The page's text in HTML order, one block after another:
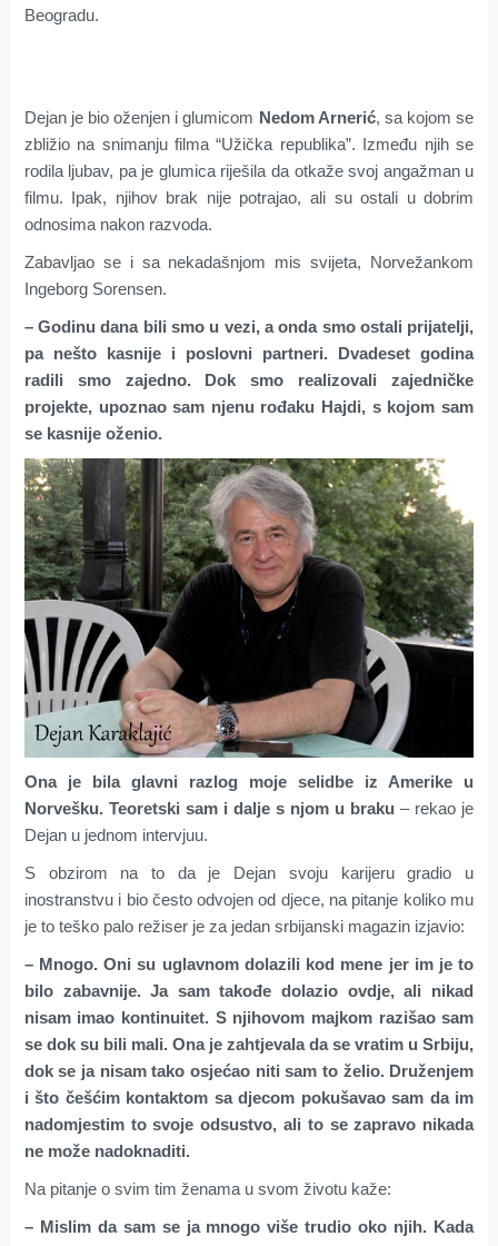
Beogradu.
Dejan je bio oženjen i glumicom Nedom Arnerić, sa kojom se
zbližio na snimanju filma “Užička republika”. Između njih se
rodila ljubav, pa je glumica riješila da otkaže svoj angažman u
filmu. Ipak, njihov brak nije potrajao, ali su ostali u dobrim
odnosima nakon razvoda.
Zabavljao se i sa nekadašnjom mis svijeta, Norvežankom
Ingeborg Sorensen.
– Godinu dana bili smo u vezi, a onda smo ostali prijatelji,
pa nešto kasnije i poslovni partneri. Dvadeset godina
radili smo zajedno. Dok smo realizovali zajedničke
projekte, upoznao sam njenu rođaku Hajdi, s kojom sam
se kasnije oženio.
Ona je bila glavni razlog moje selidbe iz Amerike u
Norvešku. Teoretski sam i dalje s njom u braku – rekao je
Dejan u jednom intervjuu.
S obzirom na to da je Dejan svoju karijeru gradio u
inostranstvu i bio često odvojen od djece, na pitanje koliko mu
je to teško palo režiser je za jedan srbijanski magazin izjavio:
– Mnogo. Oni su uglavnom dolazili kod mene jer im je to
bilo zabavnije. Ja sam takođe dolazio ovdje, ali nikad
nisam imao kontinuitet. S njihovom majkom razišao sam
se dok su bili mali. Ona je zahtjevala da se vratim u Srbiju,
dok se ja nisam tako osjećao niti sam to želio. Druženjem
i što češćim kontaktom sa djecom pokušavao sam da im
nadomjestim to svoje odsustvo, ali to se zapravo nikada
ne može nadoknaditi.
Na pitanje o svim tim ženama u svom životu kaže:
– Mislim da sam se ja mnogo više trudio oko njih. Kada